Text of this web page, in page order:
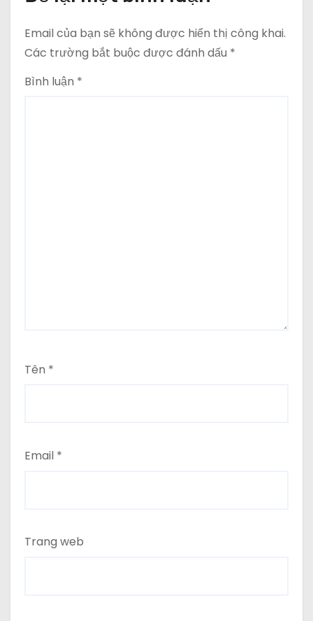
Email của bạn sẽ không được hiển thị công khai.
Các trường bắt buộc được đánh dấu *
Bình luận *
Tên *
Email *
Trang web